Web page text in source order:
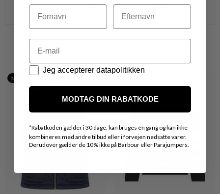
Kontakt din nærmeste forretning for ydeligere info.
vedr. den ønskede vare.
VARER FRA SAMME MÆRKE
Nyhed
Navn Efternavn
Email
Datapolitik
Jeg accepterer datapolitikken
MODTAG DIN RABATKODE
*Rabatkoden gælder i 30 dage, kan bruges én gang og kan ikke
kombineres med andre tilbud eller i forvejen nedsatte varer.
Derudover gælder de 10% ikke på Barbour eller Parajumpers.